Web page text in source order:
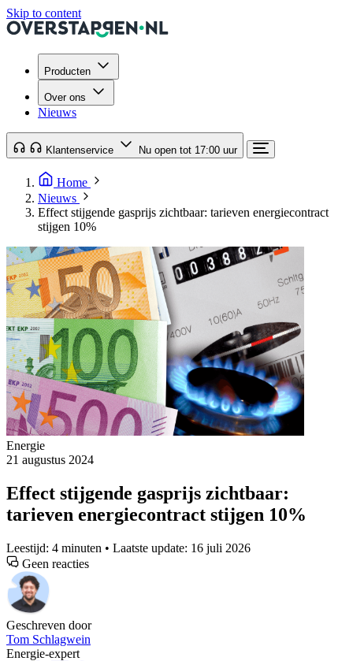
Skip to content
Producten
Over ons
Nieuws
Klantenservice Nu open tot 17:00 uur
Home
Nieuws
Effect stijgende gasprijs zichtbaar: tarieven energiecontract
stijgen 10%
Energie
21 augustus 2024
Effect stijgende gasprijs zichtbaar:
tarieven energiecontract stijgen 10%
Leestijd: 4 minuten • Laatste update: 16 juli 2026
Geen reacties
Geschreven door
Tom Schlagwein
Energie-expert